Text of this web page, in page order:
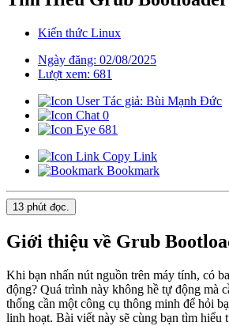
Kiến thức Linux
Ngày đăng: 02/08/2025
Lượt xem: 681
Tác giả: Bùi Mạnh Đức
0
681
Copy Link
Bookmark
13 phút đọc.
Giới thiệu về Grub
Khi bạn nhấn nút nguồn trên máy tính, có
động? Quá trình này không hề tự động mà
thống cần một công cụ thông minh để hỏi
linh hoạt. Bài viết này sẽ cùng bạn tìm